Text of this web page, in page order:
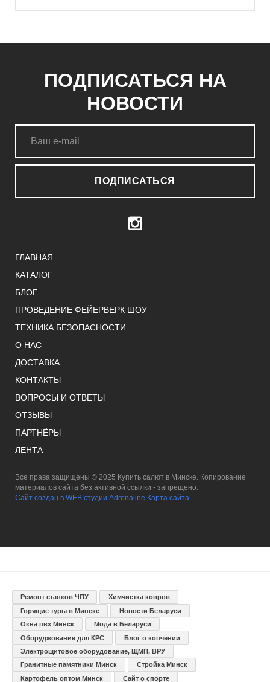
ПОДПИСАТЬСЯ НА
НОВОСТИ
ПОДПИСАТЬСЯ
ГЛАВНАЯ
КАТАЛОГ
БЛОГ
ПРОВЕДЕНИЕ ФЕЙЕРВЕРК ШОУ
ТЕХНИКА БЕЗОПАСНОСТИ
О НАС
ДОСТАВКА
КОНТАКТЫ
ВОПРОСЫ И ОТВЕТЫ
ОТЗЫВЫ
ПАРТНЁРЫ
ЛЕНТА
Все права защищены © 2025 Купить салют в Минске. Копирование
материалов сайта без активной ссылки - запрещено.
Сайт создан в WEB студии Adrenaline Карта сайта
Ремонт станков ЧПУ
Химчистка ковров
Горящие туры в Минске
Новости Беларуси
Окна пвх Минск
Мода в Беларуси
Оборуджование для КРС
Блог о копчении
Электрощитовое оборудование, ЩМП, ВРУ
Гранитные памятники Минск
Стройка Минск
Картофель оптом Минск
Сайт о спорте